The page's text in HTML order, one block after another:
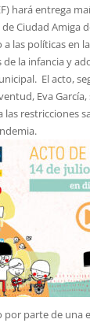
hará entrega
Ciudad Amiga
las políticas en
la infancia y
El acto,
Eva
las restricciones
parte de una